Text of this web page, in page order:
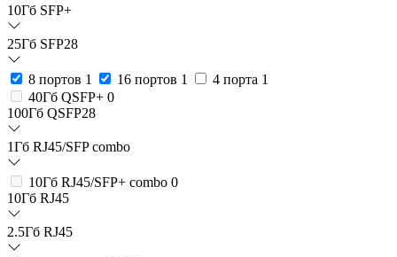
10Гб SFP+
25Гб SFP28
8 портов 1 16 портов 1 4 порта 1
40Гб QSFP+ 0
100Гб QSFP28
1Гб RJ45/SFP combo
10Гб RJ45/SFP+ combo 0
10Гб RJ45
2.5Гб RJ45